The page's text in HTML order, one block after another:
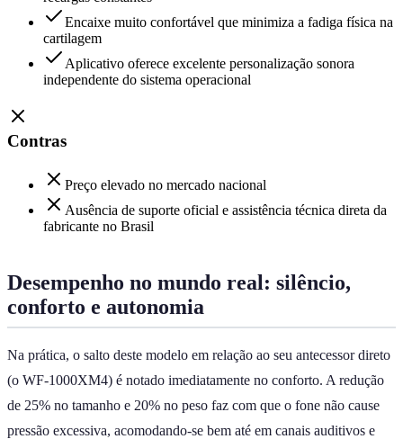
Encaixe muito confortável que minimiza a fadiga física na
cartilagem
Aplicativo oferece excelente personalização sonora
independente do sistema operacional
Contras
Preço elevado no mercado nacional
Ausência de suporte oficial e assistência técnica direta da
fabricante no Brasil
Desempenho no mundo real: silêncio,
conforto e autonomia
Na prática, o salto deste modelo em relação ao seu antecessor direto
(o WF-1000XM4) é notado imediatamente no conforto. A redução
de 25% no tamanho e 20% no peso faz com que o fone não cause
pressão excessiva, acomodando-se bem até em canais auditivos e